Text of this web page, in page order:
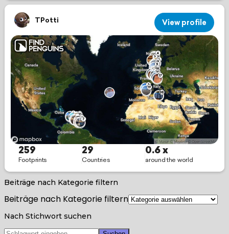
Beiträge nach Kategorie filtern
Beiträge nach Kategorie filtern
Nach Stichwort suchen